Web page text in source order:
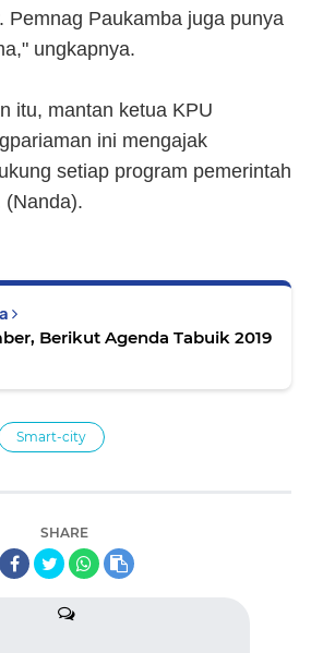
Pemnag Paukamba juga punya
ungkapnya.
itu, mantan ketua KPU
ini mengajak
setiap program pemerintah
(Nanda).
Berikut Agenda Tabuik 2019
Smart-city
SHARE